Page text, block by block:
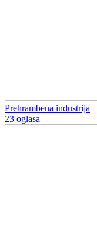
Prehrambena industrija
23 oglasa